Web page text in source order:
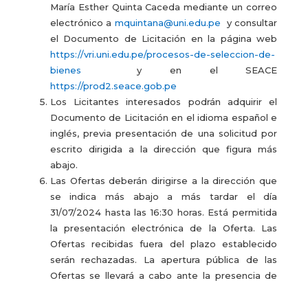
María Esther Quinta Caceda mediante un correo
electrónico a mquintana@uni.edu.pe y consultar
el Documento de Licitación en la página web
https://vri.uni.edu.pe/procesos-de-seleccion-de-
bienes y en el SEACE
https://prod2.seace.gob.pe
Los Licitantes interesados podrán adquirir el
Documento de Licitación en el idioma español e
inglés, previa presentación de una solicitud por
escrito dirigida a la dirección que figura más
abajo.
Las Ofertas deberán dirigirse a la dirección que
se indica más abajo a más tardar el día
31/07/2024 hasta las 16:30 horas. Está permitida
la presentación electrónica de la Oferta. Las
Ofertas recibidas fuera del plazo establecido
serán rechazadas. La apertura pública de las
Ofertas se llevará a cabo ante la presencia de